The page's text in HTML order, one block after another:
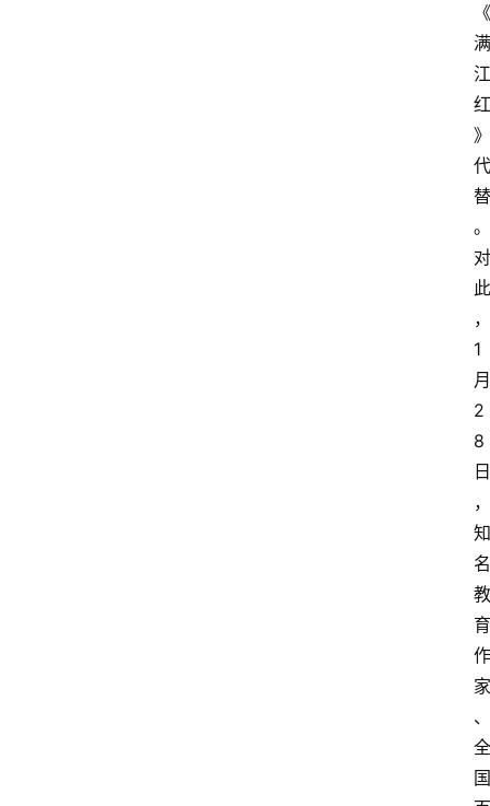
《
满
江
红
》
代
替
。
对
此
，
1
月
2
8
日
，
知
名
教
育
作
家
、
全
国